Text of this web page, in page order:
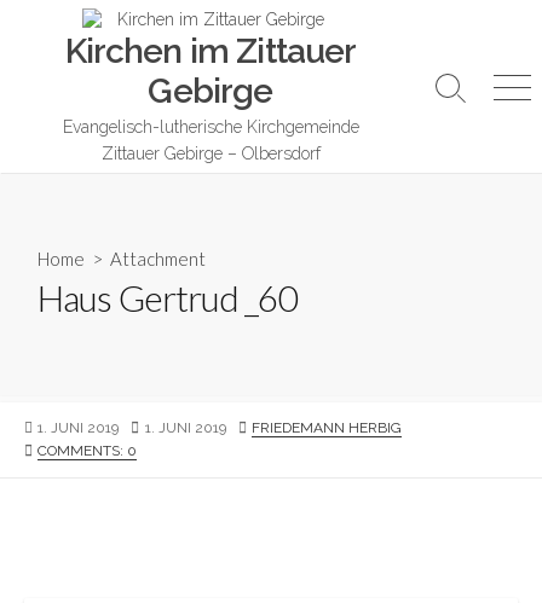
Kirchen im Zittauer
Gebirge
Evangelisch-lutherische Kirchgemeinde
Zittauer Gebirge – Olbersdorf
Search
Home > Attachment
Haus Gertrud _60
PUBLISHED
DATE
1. JUNI 2019
LAST
1. JUNI 2019 AUTHOR
FRIEDEMANN HERBIG
COMMENTS: 0